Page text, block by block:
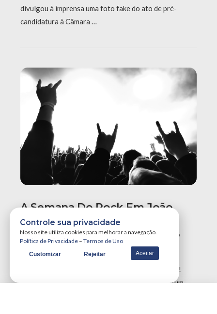
divulgou à imprensa uma foto fake do ato de pré-
candidatura à Câmara …
A Semana Do Rock Em João
Pessoa Promete Um Dos
Maiores Finais De Semana Do
A Semana do Rock em João Pessoa tá destruidora!
Simplesmente teremos três grandes eventos em um
Controle sua privacidade
Nosso site utiliza cookies para melhorar a navegação.
Política de Privacidade – Termos de Uso
Customizar Rejeitar Aceitar